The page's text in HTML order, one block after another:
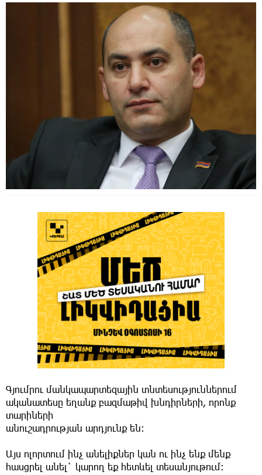
Գյումրու մանկապարտեզային տնտեսություններում
ականատեսը եղանք բազմաթիվ խնդիրների, որոնք
տարիների
անուշադրության արդյունք են:
Այս ոլորտում ինչ անելիքներ կան ու ինչ ենք մենք
հասցրել անել` կարող եք հետևել տեսանյութում: